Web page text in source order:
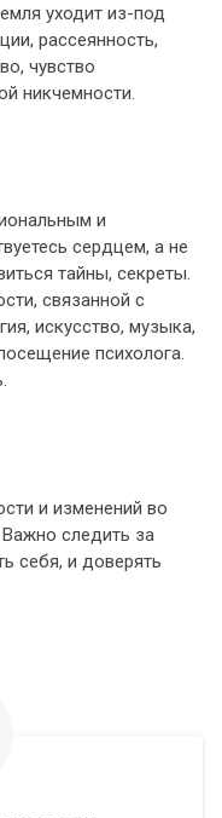
уходит из-под
рассеянность,
чувство
никчемности.
и
сердцем, а не
тайны, секреты.
связанной с
искусство, музыка,
психолога.
и изменений во
следить за
себя, и доверять